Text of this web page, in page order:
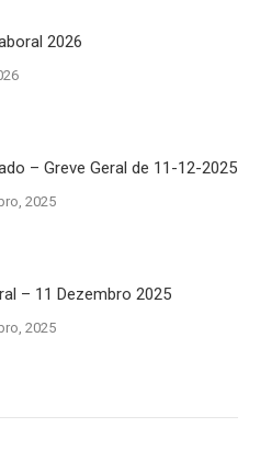
2026
– Greve Geral de 11-12-2025
2025
– 11 Dezembro 2025
2025